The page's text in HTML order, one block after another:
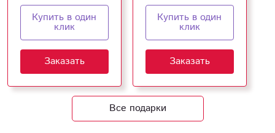
Купить в один
клик
Заказать
Купить в один
клик
Заказать
Все подарки